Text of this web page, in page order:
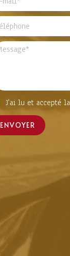
J'ai lu et accepté la
ENVOYER